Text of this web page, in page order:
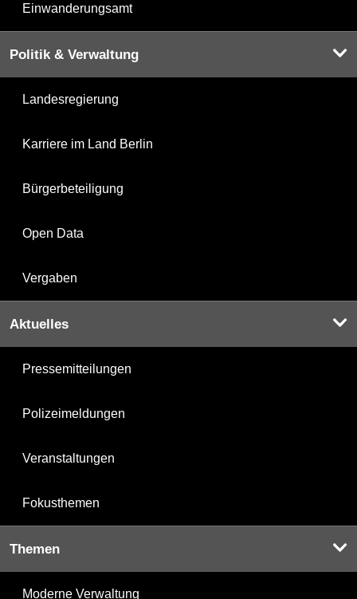
Einwanderungsamt
Politik & Verwaltung
Landesregierung
Karriere im Land Berlin
Bürgerbeteiligung
Open Data
Vergaben
Aktuelles
Pressemitteilungen
Polizeimeldungen
Veranstaltungen
Fokusthemen
Themen
Moderne Verwaltung